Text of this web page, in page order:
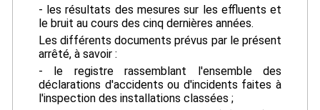
- les résultats des mesures sur les effluents et
le bruit au cours des cinq dernières années.
Les différents documents prévus par le présent
arrêté, à savoir :
- le registre rassemblant l'ensemble des
déclarations d'accidents ou d'incidents faites à
l'inspection des installations classées ;